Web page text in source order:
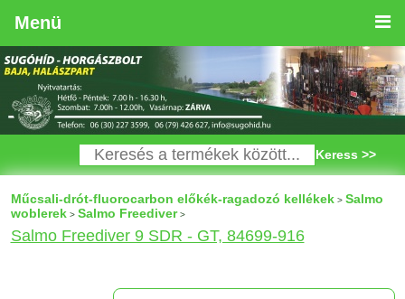
Menü
Keress >>
Műcsali-drót-fluorocarbon előkék-ragadozó kellékek> Salmo
woblerek> Salmo Freediver>
Salmo Freediver 9 SDR - GT, 84699-916